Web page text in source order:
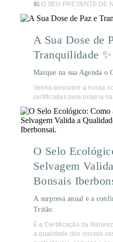
🛍️ O SEU PRESENTE DE
A Sua Dose de
Tranquilidade ✨
Marque na sua Agenda o
Venha descobrir a nossa
certificadas pela própria
O Selo
Selvagem
Bonsais
A surpresa anual e a
Tritão.
É a Certificação da
a qualidade dos nossos